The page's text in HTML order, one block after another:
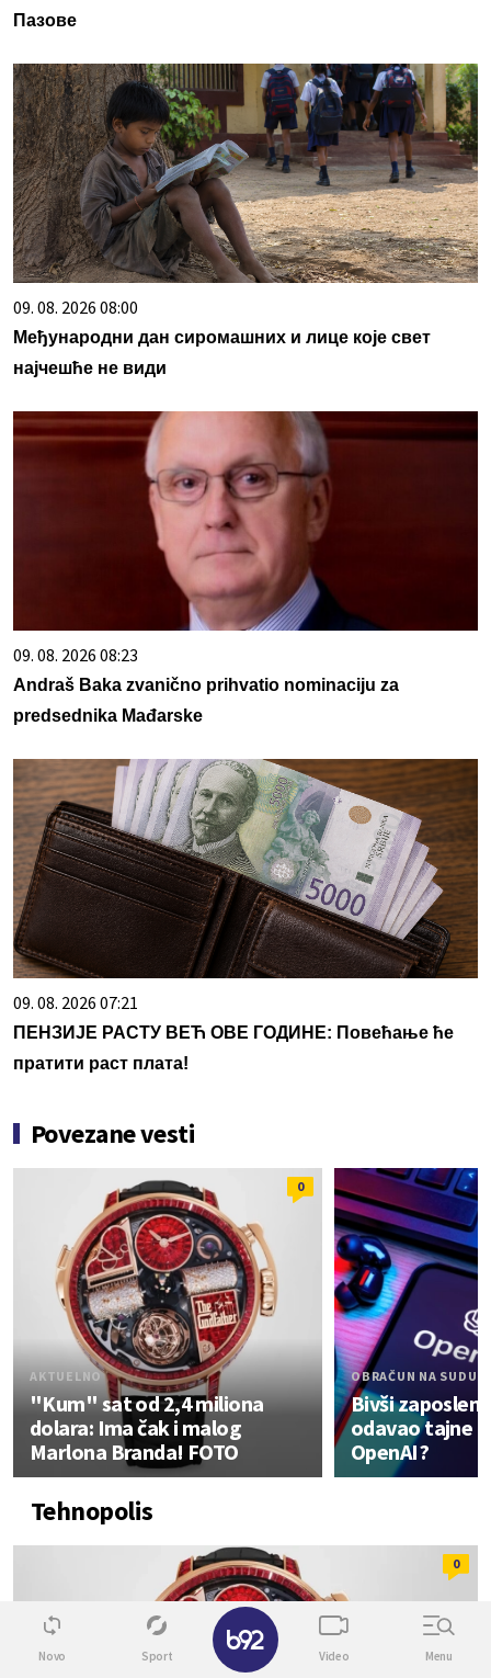
Пазове
09. 08. 2026 08:00
Међународни дан сиромашних и лице које свет
најчешће не види
09. 08. 2026 08:23
Andraš Baka zvanično prihvatio nominaciju za
predsednika Mađarske
09. 08. 2026 07:21
ПЕНЗИЈЕ РАСТУ ВЕЋ ОВЕ ГОДИНЕ: Повећање ће
пратити раст плата!
Povezane vesti
0
AKTUELNO
"Kum" sat od 2,4 miliona
dolara: Ima čak i malog
Marlona Branda! FOTO
OBRAČUN NA SUDU
Bivši zaposleni
odavao tajne
OpenAI?
Tehnopolis
0
Novo Sport Video Menu